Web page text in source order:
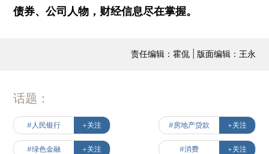
债券、公司人物，财经信息尽在掌握。
责任编辑：霍侃 | 版面编辑：王永
话题：
#人民银行 +关注 #房地产贷款 +关注
#绿色金融 +关注 #消费 +关注